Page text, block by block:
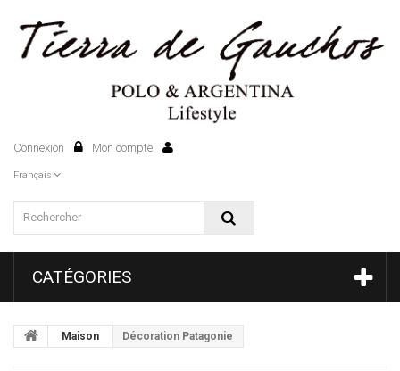
Connexion Mon compte
Français
CATÉGORIES
Maison Décoration Patagonie